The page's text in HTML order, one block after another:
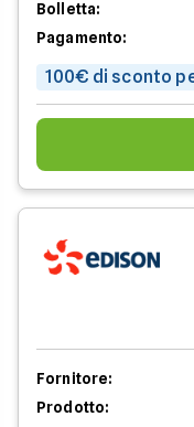
Bolletta:
Pagamento:
100€ di sconto
Fornitore:
Prodotto: